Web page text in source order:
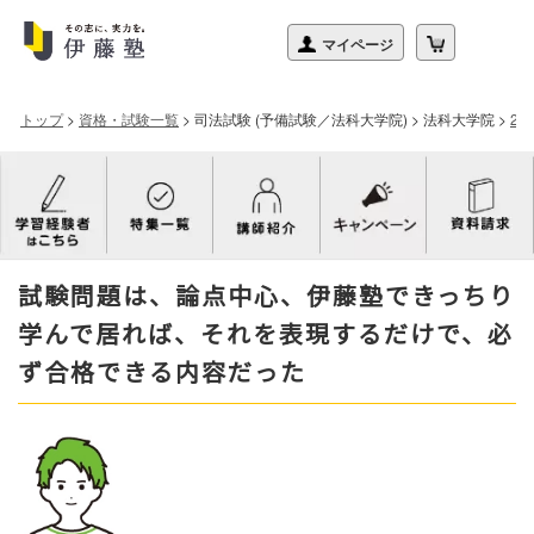
トップ> 資格・試験一覧 > 司法試験 (予備試験／法科大学院) > 法科大学院 >
試験問題は、論点中心、伊藤塾できっちり
学んで居れば、それを表現するだけで、必
ず合格できる内容だった